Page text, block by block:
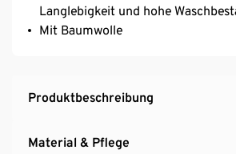
Langlebigkeit und hohe
Mit Baumwolle
Produktbeschreibung
Material & Pflege